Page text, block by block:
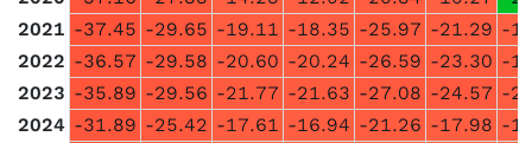
2021 -37.45 -29.65 -19.11 -18.35 -25.97 -21.29 -
2022 -36.57 -29.58 -20.60 -20.24 -26.59 -23.30 -
2023 -35.89 -29.56 -21.77 -21.63 -27.08 -24.57 -
2024 -31.89 -25.42 -17.61 -16.94 -21.26 -17.98 -